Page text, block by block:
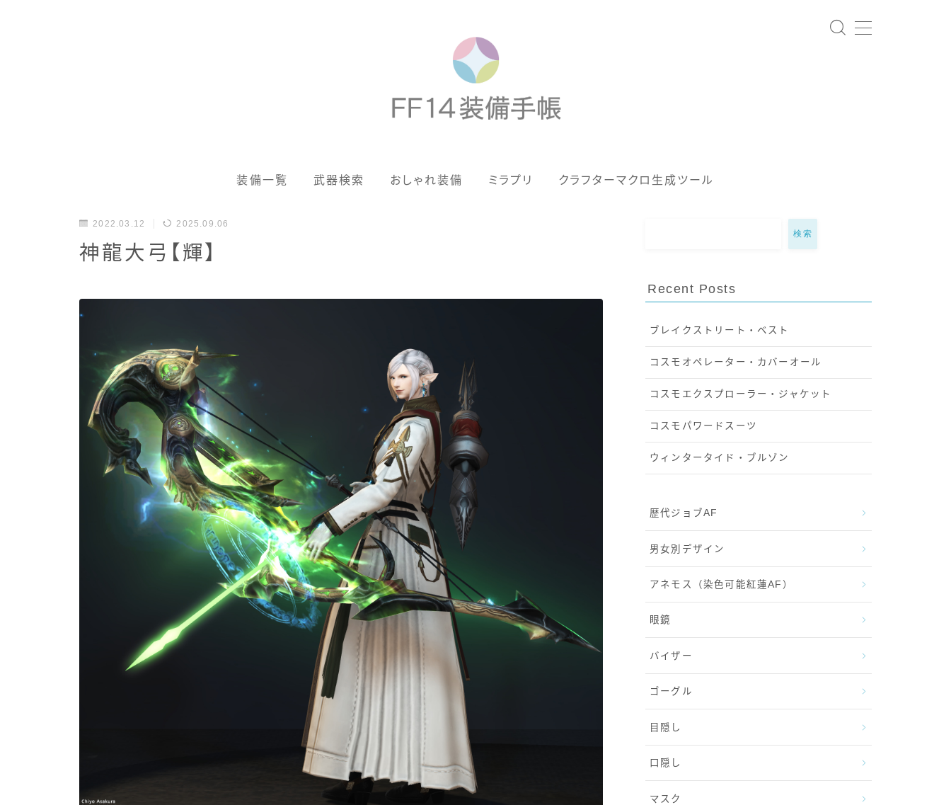
装備一覧 武器検索 おしゃれ装備 ミラプリ クラフターマクロ生成ツール
男女別デザイン
ゴーグル
目隠し
口隠し
マスク
フルフェイス
頭装備ギミックあり
ネイル
七分袖
2022.03.12 2025.09.06
神龍大弓【輝】
検索
Recent Posts
ブレイクストリート・ベスト
コスモオペレーター・カバーオール
コスモエクスプローラー・ジャケット
コスモパワードスーツ
ウィンタータイド・ブルゾン
歴代ジョブAF
男女別デザイン
アネモス（染色可能紅蓮AF）
眼鏡
バイザー
ゴーグル
目隠し
口隠し
マスク